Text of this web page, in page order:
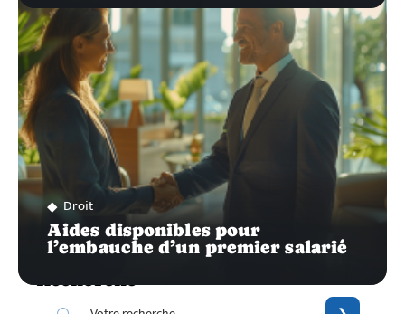
Droit
Aides disponibles pour
l’embauche d’un premier salarié
Recherche